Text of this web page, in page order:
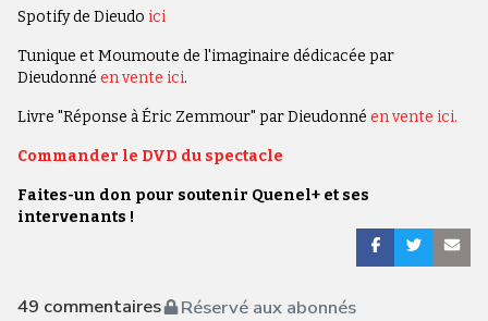
Spotify de Dieudo ici
Tunique et Moumoute de l'imaginaire dédicacée par
Dieudonné en vente ici.
Livre "Réponse à Éric Zemmour" par Dieudonné en vente ici.
Commander le DVD du spectacle
Faites-un don pour soutenir Quenel+ et ses
intervenants !
49 commentaires Réservé aux abonnés